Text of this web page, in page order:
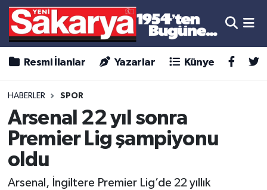
Resmi İlanlar Yazarlar Künye
HABERLER SPOR
Arsenal 22 yıl sonra
Premier Lig şampiyonu
oldu
Arsenal, İngiltere Premier Lig’de 22 yıllık